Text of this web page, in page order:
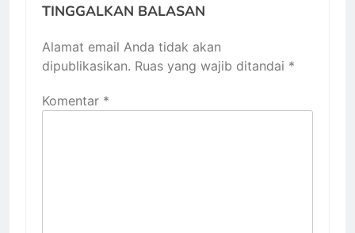
TINGGALKAN BALASAN
Alamat email Anda tidak akan
dipublikasikan. Ruas yang wajib ditandai *
Komentar *